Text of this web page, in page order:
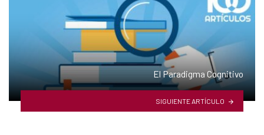
El Paradigma Cognitivo
SIGUIENTE ARTÍCULO